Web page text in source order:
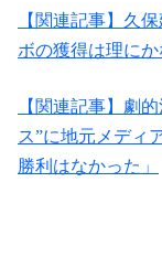
【関連記事】久
ボの獲得は理に
【関連記事】劇
ス”に地元メディ
勝利はなかった」